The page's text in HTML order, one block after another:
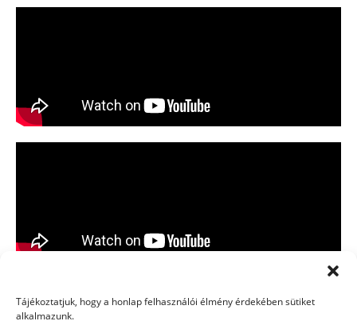
Tájékoztatjuk, hogy a honlap felhasználói élmény érdekében sütiket
alkalmazunk.